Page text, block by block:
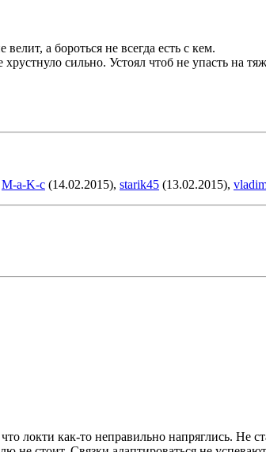
а бороться не всегда есть с кем.
сильно. Устоял чтоб не упасть на
M-a-K-c (14.02.2015), starik45 (13.02.2015),
локти как-то неправильно напряглись. Не